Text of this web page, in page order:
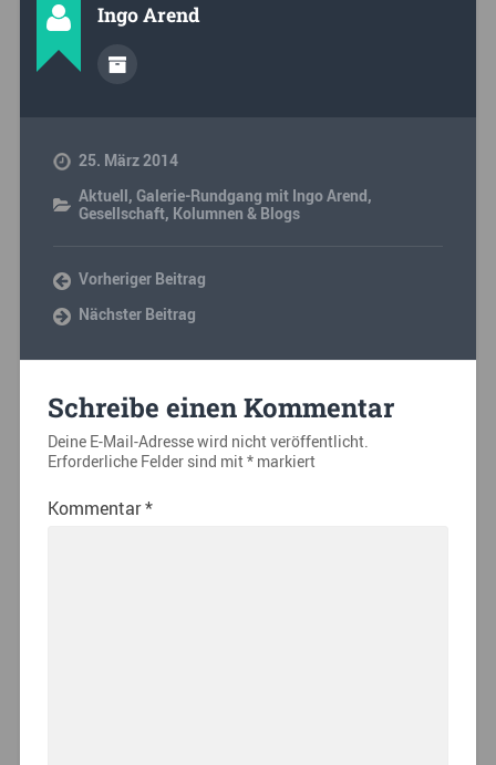
Ingo Arend
25. März 2014
Aktuell, Galerie-Rundgang mit Ingo Arend,
Gesellschaft, Kolumnen & Blogs
Vorheriger Beitrag
Nächster Beitrag
Schreibe einen Kommentar
Deine E-Mail-Adresse wird nicht veröffentlicht.
Erforderliche Felder sind mit*markiert
Kommentar*